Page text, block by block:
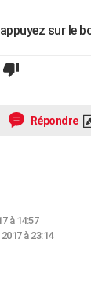
sur le
Répondre
à 14:57
à 23:14